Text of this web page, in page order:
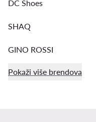
DC Shoes
SHAQ
GINO ROSSI
Pokaži više brendova